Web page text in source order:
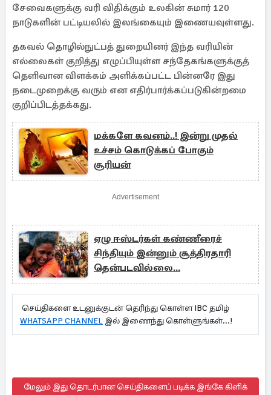
சேவைகளுக்கு வரி விதிக்கும் உலகின் சுமார் 120
நாடுகளின் பட்டியலில் இலங்கையும் இணையவுள்ளது.
தகவல் தொழில்நுட்பத் துறையினர் இந்த வரியின்
எல்லைகள் குறித்து எழுப்பியுள்ள சந்தேகங்களுக்குத்
தெளிவான விளக்கம் அளிக்கப்பட்ட பின்னரே இது
நடைமுறைக்கு வரும் என எதிர்பார்க்கப்படுகின்றமை
குறிப்பிடத்தக்கது.
மக்களே கவனம்..! இன்று முதல்
உச்சம் கொடுக்கப் போகும்
சூரியன்
Advertisement
ஏழு ஈஸ்டர்கள் கண்ணீரைச்
சிந்தியும் இன்னும் சூத்திரதாரி
தென்படவில்லை...
செய்திகளை உடனுக்குடன் தெரிந்து கொள்ள IBC தமிழ்
WHATSAPP CHANNEL இல் இணைந்து கொள்ளுங்கள்...!
மேலும் இது தொடர்பான செய்திகளைப் படிக்க இங்கே கிளிக்